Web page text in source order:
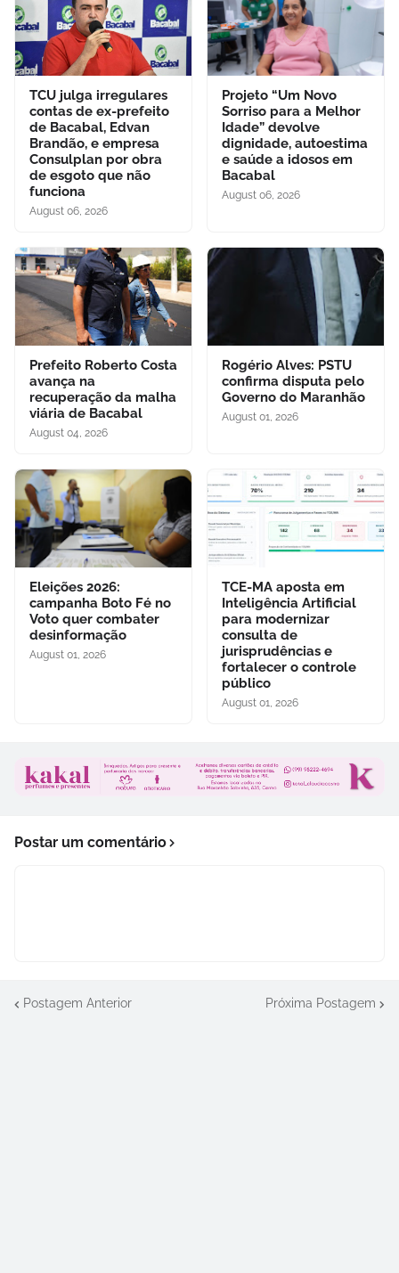
TCU julga irregulares
contas de ex-prefeito
de Bacabal, Edvan
Brandão, e empresa
Consulplan por obra
de esgoto que não
funciona
August 06, 2026
Projeto “Um Novo
Sorriso para a Melhor
Idade” devolve
dignidade, autoestima
e saúde a idosos em
Bacabal
August 06, 2026
Prefeito Roberto Costa
avança na
recuperação da malha
viária de Bacabal
August 04, 2026
Rogério Alves: PSTU
confirma disputa pelo
Governo do Maranhão
August 01, 2026
Eleições 2026:
campanha Boto Fé no
Voto quer combater
desinformação
August 01, 2026
TCE-MA aposta em
Inteligência Artificial
para modernizar
consulta de
jurisprudências e
fortalecer o controle
público
August 01, 2026
Postar um comentário
Postagem Anterior Próxima Postagem